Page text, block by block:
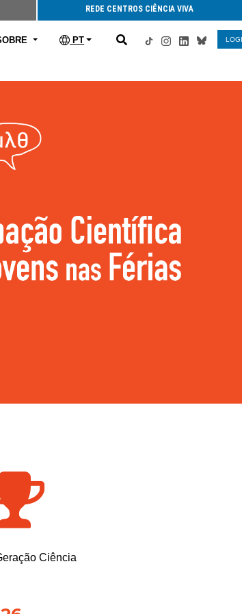
REDE CENTROS CIÊNCIA VIVA
PT
Ciência